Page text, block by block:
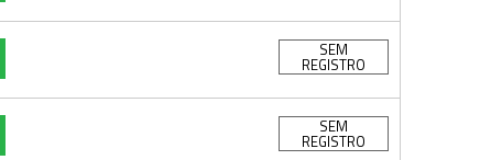
SEM
REGISTRO
SEM
REGISTRO